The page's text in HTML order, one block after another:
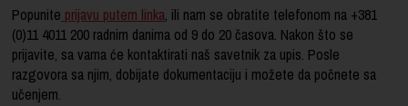
Popunite prijavu putem linka, ili nam se obratite telefonom na +381
(0)11 4011 200 radnim danima od 9 do 20 časova. Nakon što se
prijavite, sa vama će kontaktirati naš savetnik za upis. Posle
razgovora sa njim, dobijate dokumentaciju i možete da počnete sa
učenjem.